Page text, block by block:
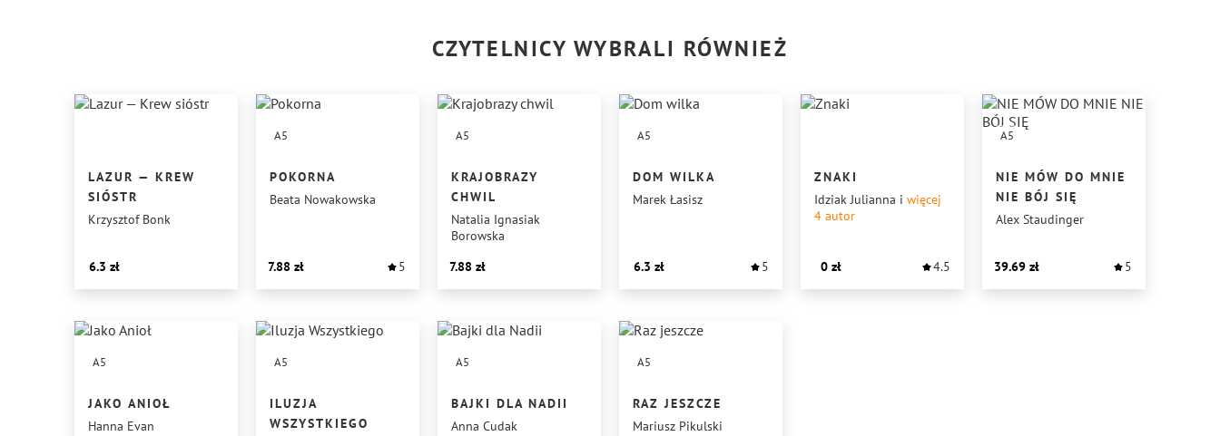
CZYTELNICY WYBRALI RÓWNIEŻ
LAZUR — KREW
SIÓSTR
Krzysztof Bonk
6.3
A5
POKORNA
Beata Nowakowska
7.88 5
A5
KRAJOBRAZY
CHWIL
Natalia Ignasiak
Borowska
7.88
A5
DOM WILKA
Marek Łasisz
6.3 5
ZNAKI
Idziak Julianna i więcej
4 autor
0 4.5
A5
NIE MÓW DO MNIE
NIE BÓJ SIĘ
Alex Staudinger
39.69 5
A5
JAKO ANIOŁ
Hanna Evan
A5
ILUZJA
WSZYSTKIEGO
A5
BAJKI DLA NADII
Anna Cudak
A5
RAZ JESZCZE
Mariusz Pikulski